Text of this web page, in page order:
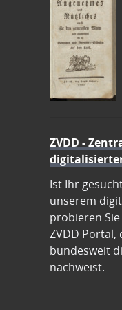
ZVDD -
Ist Ihr
unserem
probieren
ZVDD Portal,
bundesweit
nachweist.